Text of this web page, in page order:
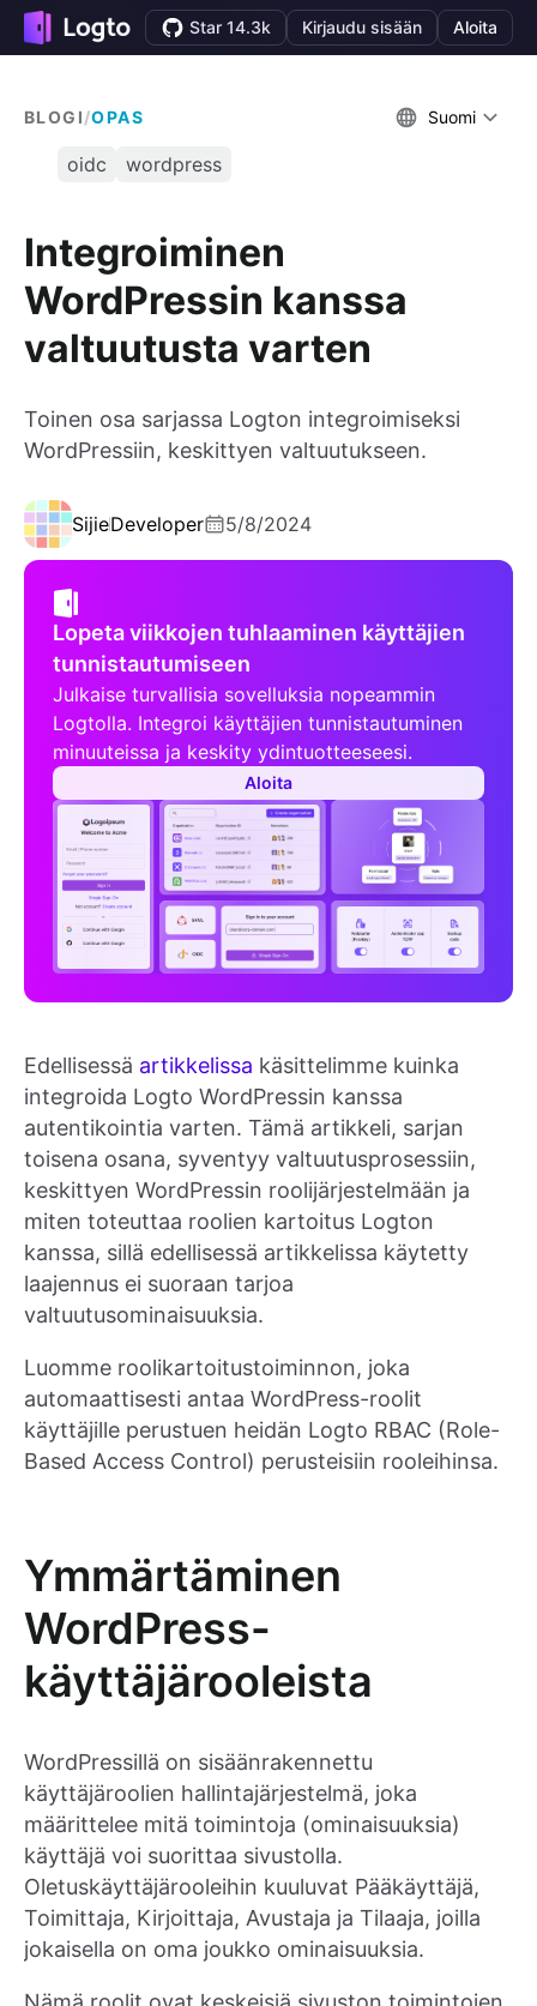
Star 14.3k Kirjaudu sisään Aloita
BLOGI/OPAS Suomi
oidc wordpress
Integroiminen
WordPressin kanssa
valtuutusta varten
Toinen osa sarjassa Logton integroimiseksi
WordPressiin, keskittyen valtuutukseen.
SijieDeveloper 5/8/2024
Lopeta viikkojen tuhlaaminen käyttäjien
tunnistautumiseen
Julkaise turvallisia sovelluksia nopeammin
Logtolla. Integroi käyttäjien tunnistautuminen
minuuteissa ja keskity ydintuotteeseesi.
Aloita
Edellisessä artikkelissa käsittelimme kuinka
integroida Logto WordPressin kanssa
autentikointia varten. Tämä artikkeli, sarjan
toisena osana, syventyy valtuutusprosessiin,
keskittyen WordPressin roolijärjestelmään ja
miten toteuttaa roolien kartoitus Logton
kanssa, sillä edellisessä artikkelissa käytetty
laajennus ei suoraan tarjoa
valtuutusominaisuuksia.
Luomme roolikartoitustoiminnon, joka
automaattisesti antaa WordPress-roolit
käyttäjille perustuen heidän Logto RBAC (Role-
Based Access Control) perusteisiin rooleihinsa.
Ymmärtäminen
WordPress-
käyttäjärooleista
WordPressillä on sisäänrakennettu
käyttäjäroolien hallintajärjestelmä, joka
määrittelee mitä toimintoja (ominaisuuksia)
käyttäjä voi suorittaa sivustolla.
Oletuskäyttäjärooleihin kuuluvat Pääkäyttäjä,
Toimittaja, Kirjoittaja, Avustaja ja Tilaaja, joilla
jokaisella on oma joukko ominaisuuksia.